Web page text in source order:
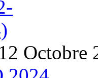
Octobre